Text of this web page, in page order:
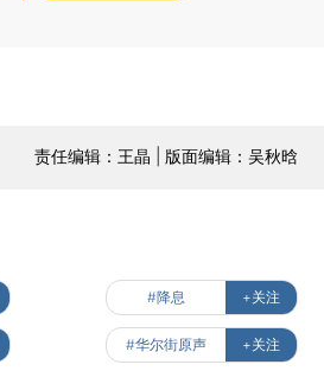
责任编辑：王晶 | 版面编辑：吴秋晗
#降息 +关注
#华尔街原声 +关注